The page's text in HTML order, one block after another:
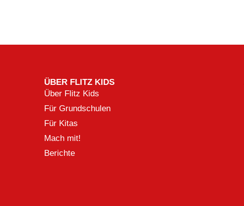
ÜBER FLITZ KIDS
Über Flitz Kids
Für Grundschulen
Für Kitas
Mach mit!
Berichte